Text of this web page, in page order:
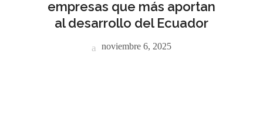
empresas que más aportan
al desarrollo del Ecuador
noviembre 6, 2025